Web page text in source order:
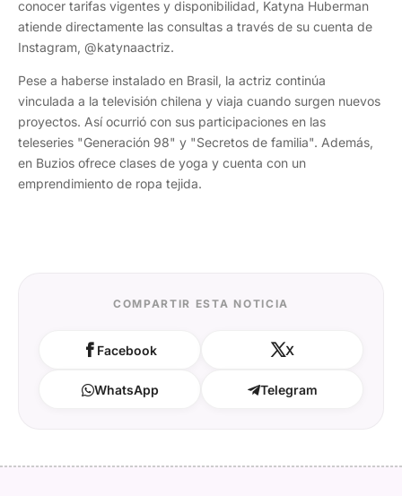
conocer tarifas vigentes y disponibilidad, Katyna Huberman
atiende directamente las consultas a través de su cuenta de
Instagram, @katynaactriz.
Pese a haberse instalado en Brasil, la actriz continúa
vinculada a la televisión chilena y viaja cuando surgen nuevos
proyectos. Así ocurrió con sus participaciones en las
teleseries "Generación 98" y "Secretos de familia". Además,
en Buzios ofrece clases de yoga y cuenta con un
emprendimiento de ropa tejida.
COMPARTIR ESTA NOTICIA
Facebook X
WhatsApp Telegram